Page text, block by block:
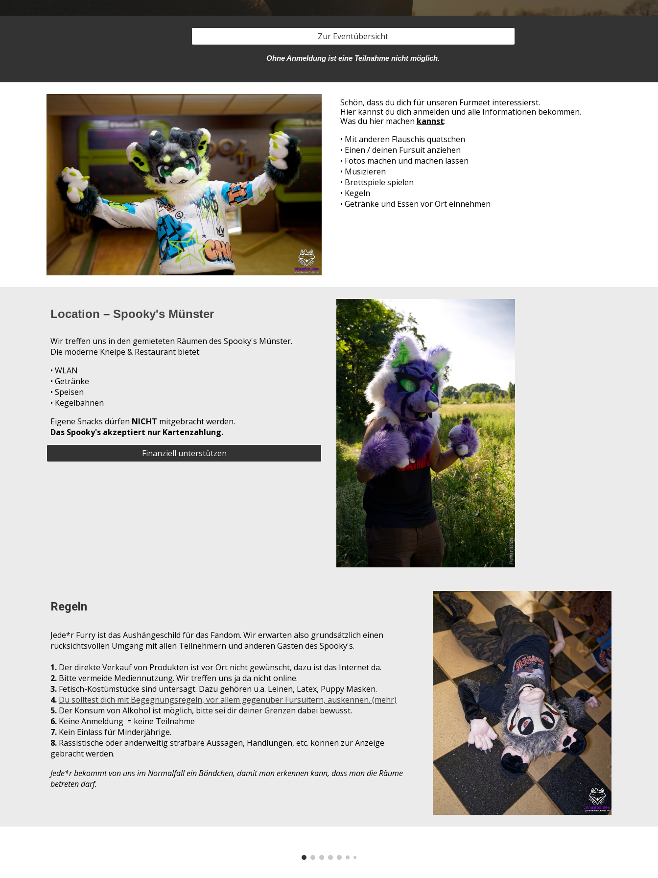
Zur Eventübersicht
Ohne Anmeldung ist eine Teilnahme nicht möglich.
Schön, dass du dich für unseren Furmeet interessierst.
Hier kannst du dich anmelden und alle Informationen bekommen.
Was du hier machen kannst:
• Mit anderen Flauschis quatschen
• Einen /deinen Fursuit anziehen
• Fotos machen und machen lassen
• Musizieren
• Brettspiele spielen
• Kegeln
• Getränke und Essen vor Ort einnehmen
Location – Spooky's Münster
Wir treffen uns in den gemieteten Räumen des Spooky's Münster.
Die moderne Kneipe & Restaurant bietet:
• WLAN
• Getränke
• Speisen
• Kegelbahnen
Eigene Snacks dürfen NICHT mitgebracht werden.
Das Spooky's akzeptiert nur Kartenzahlung.
Finanziell unterstützen
Regeln
Jede*r Furry ist das Aushängeschild für das Fandom. Wir erwarten also grundsätzlich einen
rücksichtsvollen Umgang mit allen Teilnehmern und anderen Gästen des Spooky's.
1. Der direkte Verkauf von Produkten ist vor Ort nicht gewünscht, dazu ist das Internet da.
2. Bitte vermeide Mediennutzung. Wir treffen uns ja da nicht online.
3. Fetisch-Kostümstücke sind untersagt. Dazu gehören u.a. Leinen, Latex, Puppy Masken.
4. Du solltest dich mit Begegnungsregeln, vor allem gegenüber Fursuitern, auskennen. (mehr)
5. Der Konsum von Alkohol ist möglich, bitte sei dir deiner Grenzen dabei bewusst.
6. Keine Anmeldung = keine Teilnahme
7. Kein Einlass für Minderjährige.
8. Rassistische oder anderweitig strafbare Aussagen, Handlungen, etc. können zur Anzeige
gebracht werden.
Jede*r bekommt von uns im Normalfall ein Bändchen, damit man erkennen kann, dass man die Räume
betreten darf.